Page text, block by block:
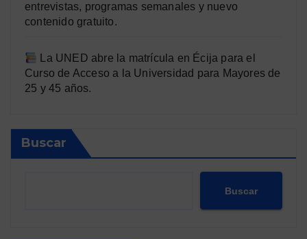
entrevistas, programas semanales y nuevo
contenido gratuito.
La UNED abre la matrícula en Écija para el
Curso de Acceso a la Universidad para Mayores de
25 y 45 años.
Buscar
Buscar